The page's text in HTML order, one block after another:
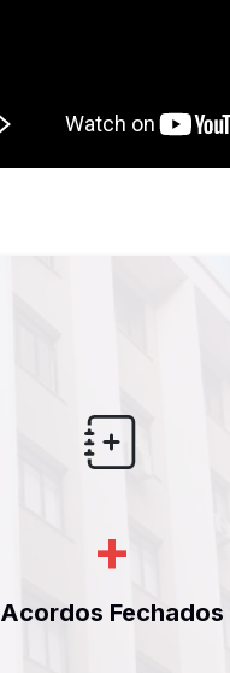
+
Acordos Fechados